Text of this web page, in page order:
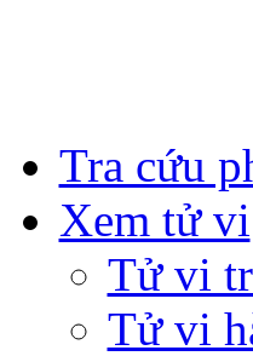
Tra cứu
Xem tử vi
Tử vi
Tử vi